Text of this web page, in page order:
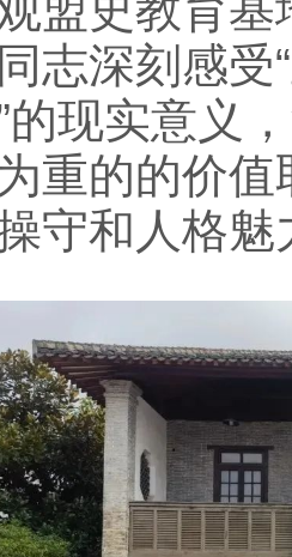
盟史教育
志深刻感受
的现实意义
重的的价
守和人格